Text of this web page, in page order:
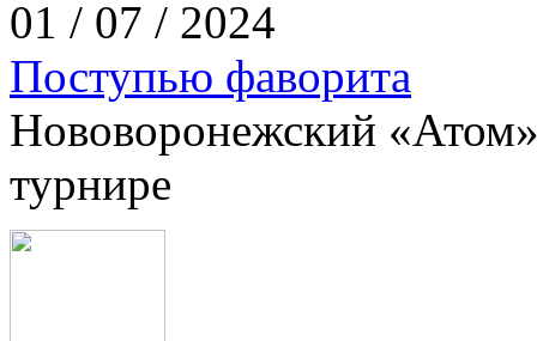
01 / 07 / 2024
Поступью фаворита
Нововоронежский
турнире